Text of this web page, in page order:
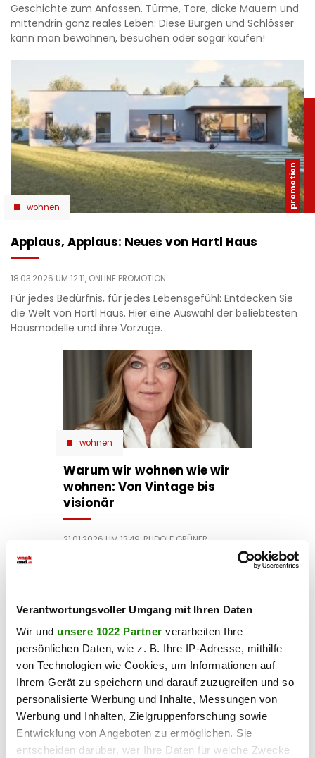
Verantwortungsvoller Umgang mit Ihren Daten
Wir und unsere 1022 Partner verarbeiten Ihre
persönlichen Daten, wie z. B. Ihre IP-Adresse, mithilfe
von Technologien wie Cookies, um Informationen auf
Ihrem Gerät zu speichern und darauf zuzugreifen und so
personalisierte Werbung und Inhalte, Messungen von
Werbung und Inhalten, Zielgruppenforschung sowie
Entwicklung von Angeboten zu ermöglichen. Sie
entscheiden darüber, wer Ihre Daten für welche Zwecke
Geschichte zum Anfassen. Türme, Tore, dicke Mauern und
mittendrin ganz reales Leben: Diese Burgen und Schlösser
kann man bewohnen, besuchen oder sogar kaufen!
wohnen
Applaus, Applaus: Neues von Hartl Haus
18.03.2026 UM 12:11, ONLINE PROMOTION
Für jedes Bedürfnis, für jedes Lebensgefühl: Entdecken Sie
die Welt von Hartl Haus. Hier eine Auswahl der beliebtesten
Hausmodelle und ihre Vorzüge.
wohnen
Warum wir wohnen wie wir
wohnen: Von Vintage bis
visionär
21.01.2026 UM 13:49, RUDOLF GRÜNER
Ikea-Expertin Karin Gustavsson.
wohnen